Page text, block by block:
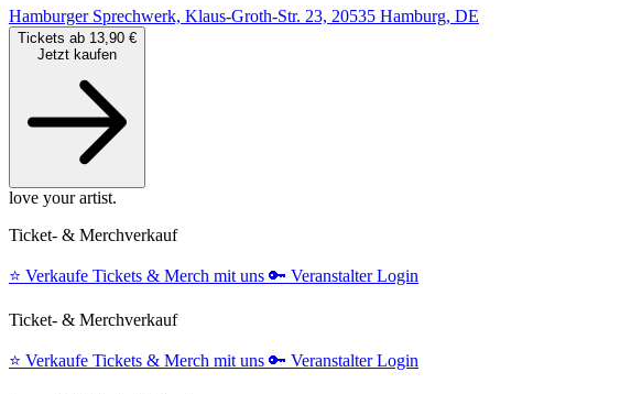
Hamburger Sprechwerk, Klaus-Groth-Str. 23, 20535 Hamburg, DE
Tickets ab 13,90 €
Jetzt kaufen
love your artist.
Ticket- & Merchverkauf
⭐️ Verkaufe Tickets & Merch mit uns 🔑 Veranstalter Login
Ticket- & Merchverkauf
⭐️ Verkaufe Tickets & Merch mit uns 🔑 Veranstalter Login